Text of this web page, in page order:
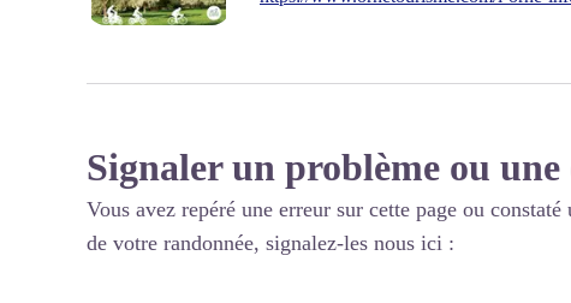
Signaler un problème ou
Vous avez repéré une erreur sur cette page ou
de votre randonnée, signalez-les nous ici :